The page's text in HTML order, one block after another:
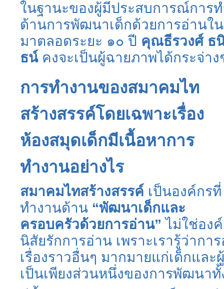
ในฐานะของผู้มีประสบการณ์การ
ด้านการพัฒนาเด็กด้วยการอ่านใ
มาตลอดระยะ ๑๐ ปี คุณธีรวงศ์ ธ
ธน์คงจะเป็นผู้ฉายภาพได้กระจ่า
การทำงานของสมาคมไท
สร้างสรรค์โดยเฉพาะเรื่อง
ห้องสมุดเด็กมีเนื้อหาการ
ทำงานอย่างไร
สมาคมไทสร้างสรรค์ เป็นองค์กรที่
ทำงานด้าน “พัฒนาเด็กและ
ครอบครัวด้วยการอ่าน”ไม่ใช่อง
นิสัยรักการอ่าน เพราะเรารู้ว่าก
เรื่องราวอื่นๆ มากมายแก่เด็กแล
เป็นเพียงส่วนหนึ่งของการพัฒนา